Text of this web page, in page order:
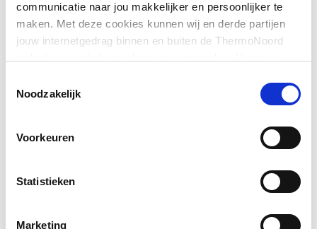
communicatie naar jou makkelijker en persoonlijker te
maken. Met deze cookies kunnen wij en derde partijen
jouw internetgedrag binnen en buiten de ThermoNoord
communicatie aan jouw interesses aan. We slaan je
Noodzakelijk
Voorkeuren
Statistieken
Marketing
Contourcode aansluiting
1
Gastec QA
Downloads